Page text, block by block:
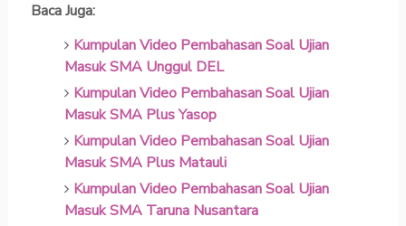
Baca Juga:
Kumpulan Video Pembahasan Soal Ujian
Masuk SMA Unggul DEL
Kumpulan Video Pembahasan Soal Ujian
Masuk SMA Plus Yasop
Kumpulan Video Pembahasan Soal Ujian
Masuk SMA Plus Matauli
Kumpulan Video Pembahasan Soal Ujian
Masuk SMA Taruna Nusantara